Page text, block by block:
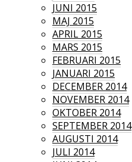
JUNI 2015
MAJ 2015
APRIL 2015
MARS 2015
FEBRUARI 2015
JANUARI 2015
DECEMBER 2014
NOVEMBER 2014
OKTOBER 2014
SEPTEMBER 2014
AUGUSTI 2014
JULI 2014